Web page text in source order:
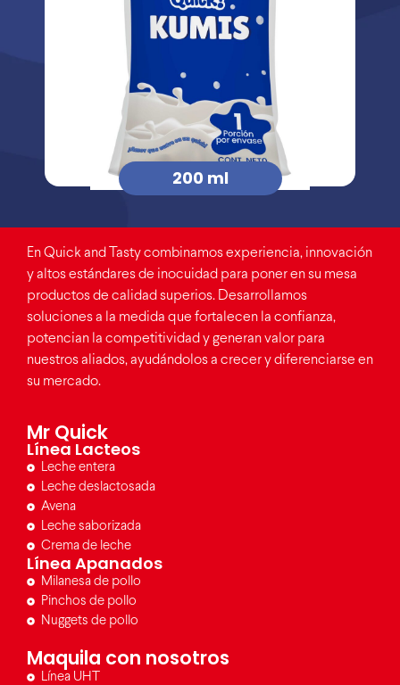
200 ml
En Quick and Tasty combinamos experiencia, innovación
y altos estándares de inocuidad para poner en su mesa
productos de calidad superios. Desarrollamos
soluciones a la medida que fortalecen la confianza,
potencian la competitividad y generan valor para
nuestros aliados, ayudándolos a crecer y diferenciarse en
su mercado.
Mr Quick
Línea Lacteos
Leche entera
Leche deslactosada
Avena
Leche saborizada
Crema de leche
Línea Apanados
Milanesa de pollo
Pinchos de pollo
Nuggets de pollo
Maquila con nosotros
Línea UHT